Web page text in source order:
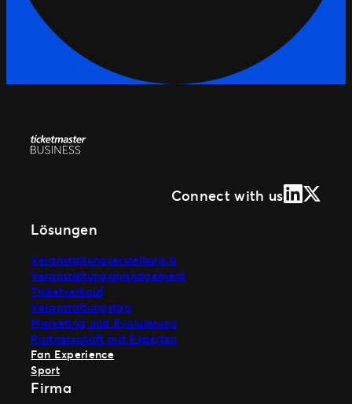
Connect with usLinkedIn
X
Lösungen
Veranstaltungserstellung &
Veranstaltungsmanagement
Ticketverkauf
Veranstaltungstag
Marketing und Evaluierung
Partnerschaft mit Experten
Fan Experience
Sport
Firma